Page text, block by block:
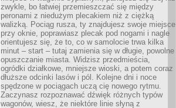
zwykle, bo łatwiej przemieszczać się między
peronami z niedużym plecakiem niż z ciężką
walizką. Pociąg rusza, ty znajdujesz swoje miejsce
przy oknie, poprawiasz plecak pod nogami i nagle
orientujesz się, że to, co w samolocie trwa kilka
minut – start – tutaj zamienia się w długie, powolne
opuszczanie miasta. Widzisz przedmieścia,
ogródki działkowe, mniejsze wioski, a potem coraz
dłuższe odcinki lasów i pól. Kolejne dni i noce
spędzone w pociągach uczą cię nowego rytmu.
Zaczynasz rozpoznawać dźwięk różnych typów
wagonów, wiesz, że niektóre linie słyną z